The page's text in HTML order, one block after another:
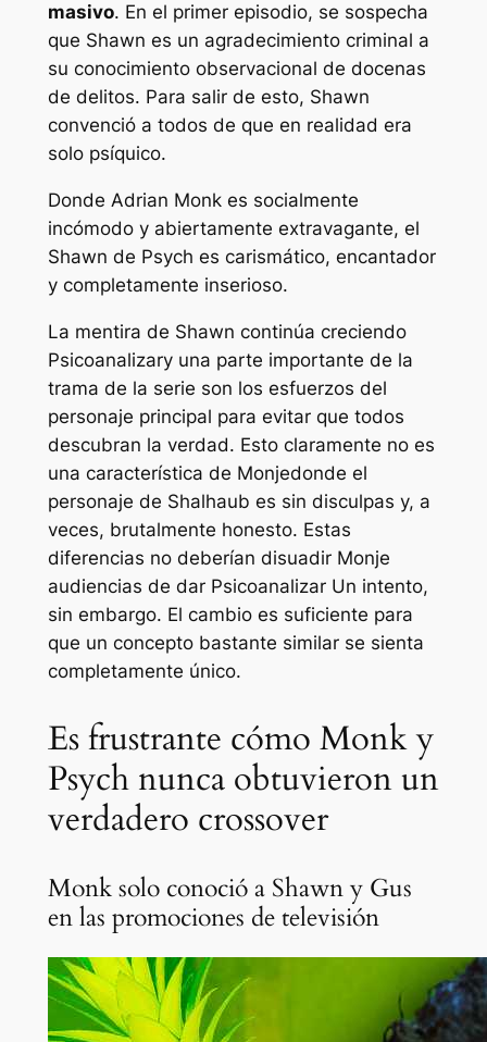
masivo. En el primer episodio, se sospecha
que Shawn es un agradecimiento criminal a
su conocimiento observacional de docenas
de delitos. Para salir de esto, Shawn
convenció a todos de que en realidad era
solo psíquico.
Donde Adrian Monk es socialmente
incómodo y abiertamente extravagante, el
Shawn de Psych es carismático, encantador
y completamente inserioso.
La mentira de Shawn continúa creciendo
Psicoanalizary una parte importante de la
trama de la serie son los esfuerzos del
personaje principal para evitar que todos
descubran la verdad. Esto claramente no es
una característica de Monjedonde el
personaje de Shalhaub es sin disculpas y, a
veces, brutalmente honesto. Estas
diferencias no deberían disuadir Monje
audiencias de dar PsicoanalizarUn intento,
sin embargo. El cambio es suficiente para
que un concepto bastante similar se sienta
completamente único.
Es frustrante cómo Monk y
Psych nunca obtuvieron un
verdadero crossover
Monk solo conoció a Shawn y Gus
en las promociones de televisión